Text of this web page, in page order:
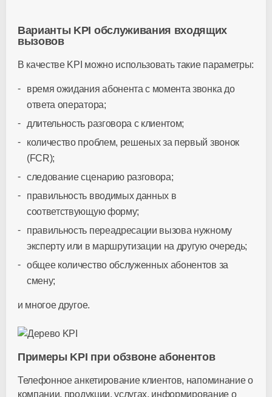
Варианты KPI обслуживания входящих
вызовов
В качестве KPI можно использовать такие параметры:
время ожидания абонента с момента звонка до
ответа оператора;
длительность разговора с клиентом;
количество проблем, решеных за первый звонок
(FCR);
следование сценарию разговора;
правильность вводимых данных в
соответствующую форму;
правильность переадресации вызова нужному
эксперту или в маршрутизации на другую очередь;
общее количество обслуженных абонентов за
смену;
и многое другое.
Примеры KPI при обзвоне абонентов
Телефонное анкетирование клиентов, напоминание о
компании, продукции, услугах, информирование о